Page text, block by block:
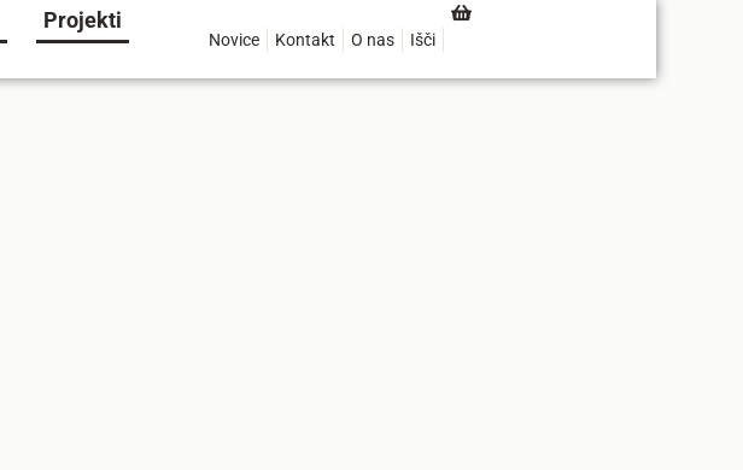
Projekti
Novice Kontakt O nas Išči